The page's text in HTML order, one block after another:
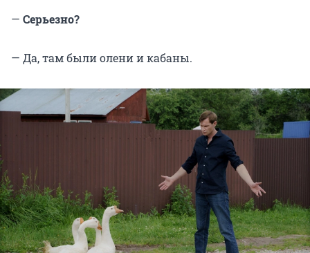
— Серьезно?
— Да, там были олени и кабаны.